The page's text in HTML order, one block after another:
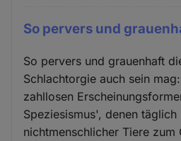
So pervers und
So pervers und grauenhaft
Schlachtorgie auch sein
zahllosen
Speziesismus', denen
nichtmenschlicher Tiere zum